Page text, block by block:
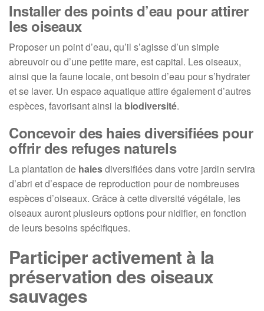
Installer des points d’eau pour attirer
les oiseaux
Proposer un point d’eau, qu’il s’agisse d’un simple
abreuvoir ou d’une petite mare, est capital. Les oiseaux,
ainsi que la faune locale, ont besoin d’eau pour s’hydrater
et se laver. Un espace aquatique attire également d’autres
espèces, favorisant ainsi la biodiversité.
Concevoir des haies diversifiées pour
offrir des refuges naturels
La plantation de haiesdiversifiées dans votre jardin servira
d’abri et d’espace de reproduction pour de nombreuses
espèces d’oiseaux. Grâce à cette diversité végétale, les
oiseaux auront plusieurs options pour nidifier, en fonction
de leurs besoins spécifiques.
Participer activement à la
préservation des oiseaux
sauvages